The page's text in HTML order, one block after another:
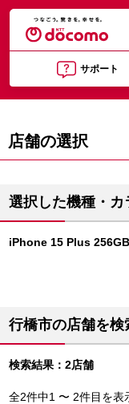
サポート
店舗の選択
選択した機種・カ
iPhone 15 Plus
行橋市の店舗を
検索結果：2店舗
全2件中1 〜 2件目を表